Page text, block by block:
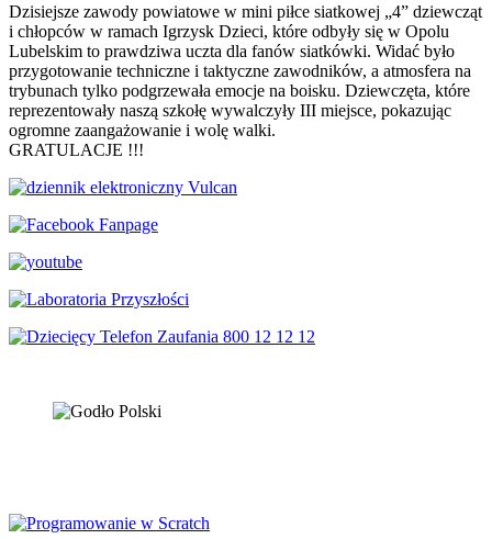
Dzisiejsze zawody powiatowe w mini piłce siatkowej „4” dziewcząt
i chłopców w ramach Igrzysk Dzieci, które odbyły się w Opolu
Lubelskim to prawdziwa uczta dla fanów siatkówki. Widać było
przygotowanie techniczne i taktyczne zawodników, a atmosfera na
trybunach tylko podgrzewała emocje na boisku. Dziewczęta, które
reprezentowały naszą szkołę wywalczyły III miejsce, pokazując
ogromne zaangażowanie i wolę walki.
GRATULACJE !!!